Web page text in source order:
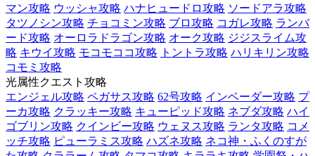
マン攻略 ウッシャ攻略 ハナヒュードロ攻略 ソードアラ攻略
タツノシン攻略 チョコミン攻略 ブロ攻略 コガレ攻略 ランバ
ード攻略 オーロラドラゴン攻略 オーク攻略 ジジスライム攻
略 キウイ攻略 モコモココ攻略 トントラ攻略 ハリキリン攻略
コモミ攻略
光属性クエスト攻略
エンジェル攻略 ペガサス攻略 62号攻略 インベーダー攻略 プ
ーカ攻略 クラッキー攻略 キューピッド攻略 ネブダ攻略 ハイ
ゴブリン攻略 クインビー攻略 ウェヌス攻略 ランタ攻略 コメ
ッチ攻略 ピューラミス攻略 ハズネ攻略 ネコ神・ふくのすが